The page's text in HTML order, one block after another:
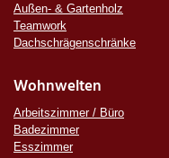
Außen- & Gartenholz
Teamwork
Dachschrägenschränke
Wohnwelten
Arbeitszimmer / Büro
Badezimmer
Esszimmer